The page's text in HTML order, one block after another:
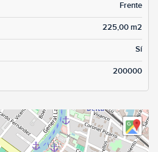
Frente
225,00 m2
Sí
200000